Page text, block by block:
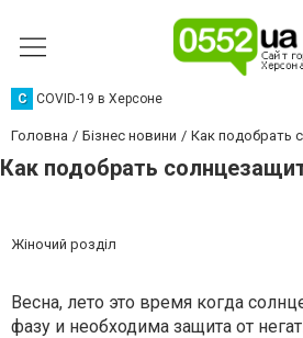
C COVID-19 в Херсоне
Головна Бізнес новини Как подобрать
Как подобрать
Жіночий розділ
Весна, лето это время когда
фазу и необходима защита от